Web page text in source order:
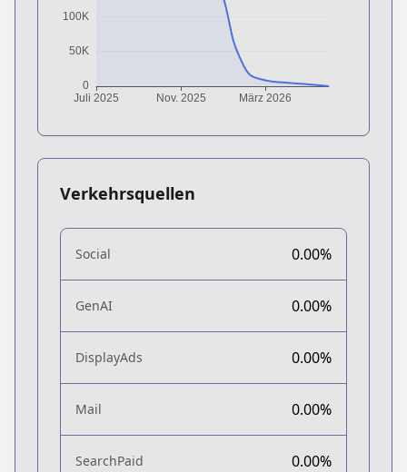
Verkehrsquellen
Social 0.00%
GenAI 0.00%
DisplayAds 0.00%
Mail 0.00%
SearchPaid 0.00%